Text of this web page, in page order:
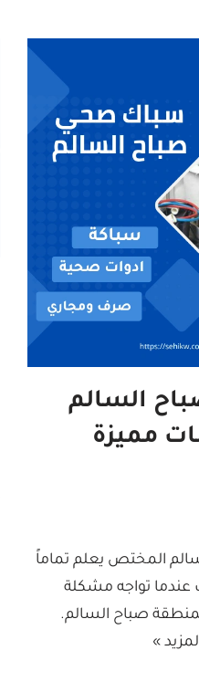
السالم
خدمات مميزة
المختص يعلم تماماً
عندما تواجه مشكلة
صباح السالم.
»